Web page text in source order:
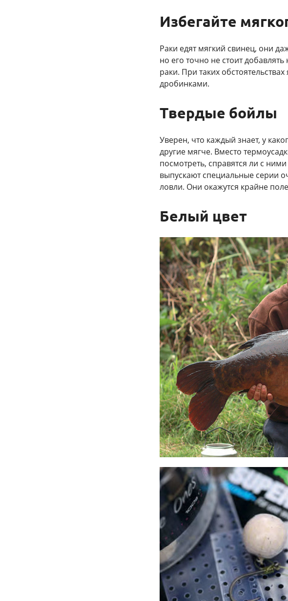
Избегайте
Раки едят мягкий свинец, они
но его точно не стоит
раки. При таких
дробинками.
Твердые бойлы
Уверен, что каждый знает, у
другие мягче. Вместо
посмотреть, справятся ли с
выпускают специальные серии
ловли. Они окажутся крайне
Белый цвет